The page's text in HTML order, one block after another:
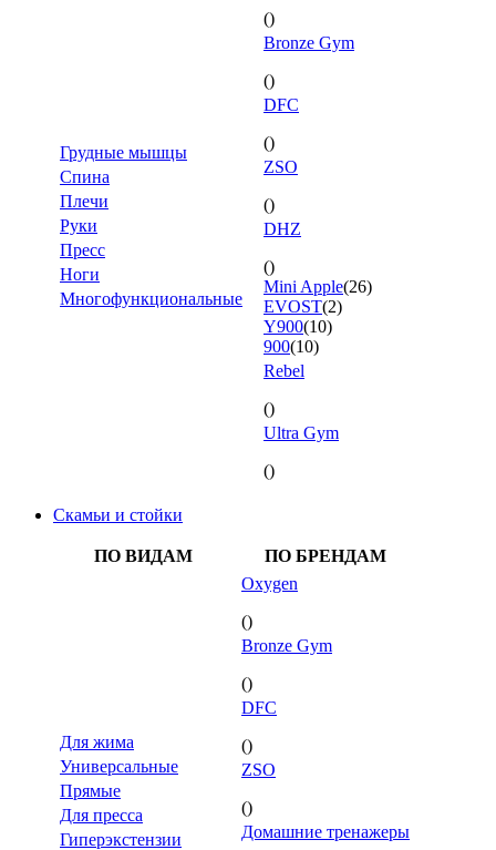
Грудные мышцы
Спина
Плечи
Руки
Пресс
Ноги
Многофункциональные
()
Bronze Gym
()
DFC
()
ZSO
()
DHZ
()
Mini Apple(26)
EVOST(2)
Y900(10)
900(10)
Rebel
()
Ultra Gym
()
Скамьи и стойки
ПО ВИДАМ ПО БРЕНДАМ
Для жима
Универсальные
Прямые
Для пресса
Гиперэкстензии
Oxygen
()
Bronze Gym
()
DFC
()
ZSO
()
Домашние тренажеры